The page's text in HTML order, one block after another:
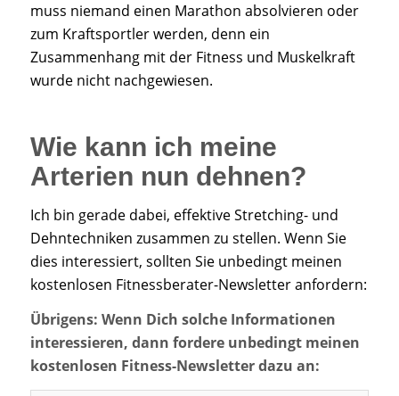
muss niemand einen Marathon absolvieren oder
zum Kraftsportler werden, denn ein
Zusammenhang mit der Fitness und Muskelkraft
wurde nicht nachgewiesen.
Wie kann ich meine
Arterien nun dehnen?
Ich bin gerade dabei, effektive Stretching- und
Dehntechniken zusammen zu stellen. Wenn Sie
dies interessiert, sollten Sie unbedingt meinen
kostenlosen Fitnessberater-Newsletter anfordern:
Übrigens: Wenn Dich solche Informationen
interessieren, dann fordere unbedingt meinen
kostenlosen Fitness-Newsletter dazu an: